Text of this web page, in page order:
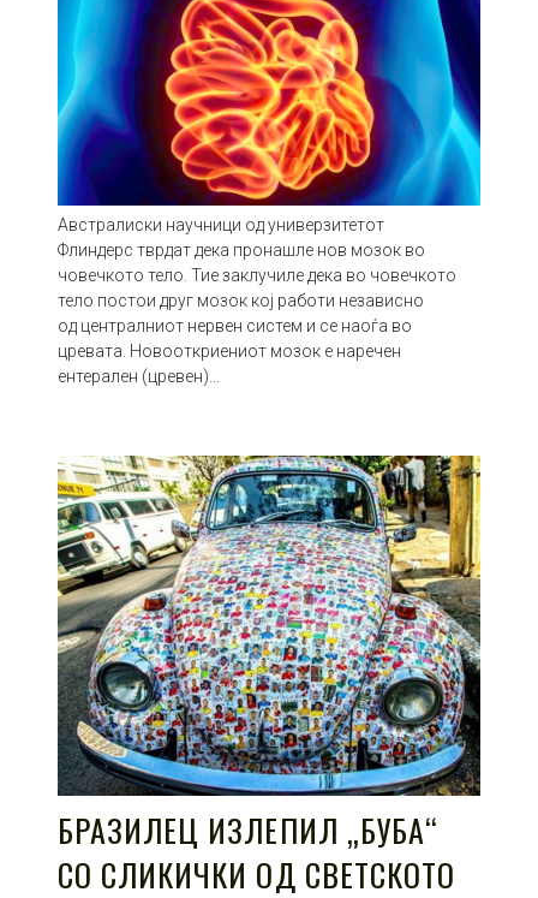
Австралиски научници од универзитетот
Флиндерс тврдат дека пронашле нов мозок во
човечкото тело. Тие заклучиле дека во човечкото
тело постои друг мозок кој работи независно
од централниот нервен систем и се наоѓа во
цревата. Новооткриениот мозок е наречен
ентерален (цревен)…
БРАЗИЛЕЦ ИЗЛЕПИЛ „БУБА“
СО СЛИКИЧКИ ОД СВЕТСКОТО